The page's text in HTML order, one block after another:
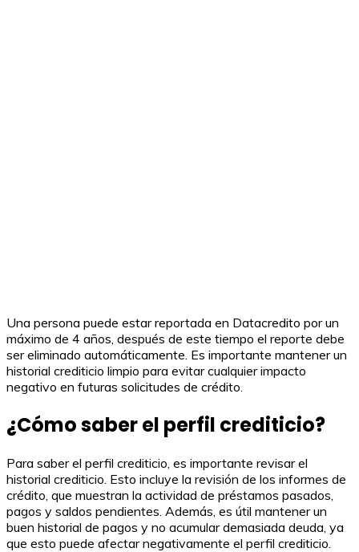
Una persona puede estar reportada en Datacredito por un
máximo de 4 años, después de este tiempo el reporte debe
ser eliminado automáticamente. Es importante mantener un
historial crediticio limpio para evitar cualquier impacto
negativo en futuras solicitudes de crédito.
¿Cómo saber el perfil crediticio?
Para saber el perfil crediticio, es importante revisar el
historial crediticio. Esto incluye la revisión de los informes de
crédito, que muestran la actividad de préstamos pasados,
pagos y saldos pendientes. Además, es útil mantener un
buen historial de pagos y no acumular demasiada deuda, ya
que esto puede afectar negativamente el perfil crediticio.